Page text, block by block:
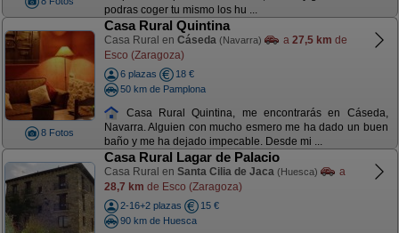
podras coger tu mismo los hu ...
8 Fotos
Casa Rural Quintina
Casa Rural en Cáseda (Navarra) a 27,5 km de
Esco (Zaragoza)
6 plazas
18 €
50 km de Pamplona
Casa Rural Quintina, me encontrarás en Cáseda,
Navarra. Alguien con mucho esmero me ha dado un buen
baño y me ha dejado impecable. Desde mi ...
Casa Rural Lagar de Palacio
Casa Rural en Santa Cilia de Jaca (Huesca)
a
28,7 km de Esco (Zaragoza)
2-16+2 plazas
15 €
90 km de Huesca